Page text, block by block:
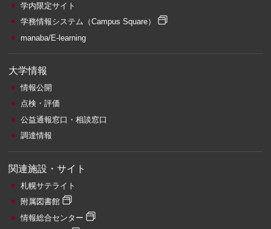
学内限定サイト
学務情報システム （Campus Square）
manaba/E-learning
大学情報
情報公開
点検・評価
公益通報窓口・相談窓口
調達情報
関連施設・サイト
札幌サテライト
附属図書館
情報総合センター